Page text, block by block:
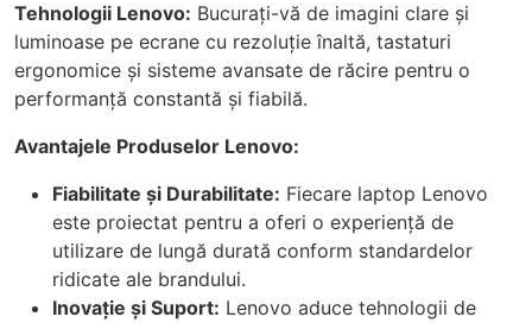
Tehnologii Lenovo: Bucurați-vă de imagini clare și
luminoase pe ecrane cu rezoluție înaltă, tastaturi
ergonomice și sisteme avansate de răcire pentru o
performanță constantă și fiabilă.
Avantajele Produselor Lenovo:
Fiabilitate și Durabilitate: Fiecare laptop Lenovo
este proiectat pentru a oferi o experiență de
utilizare de lungă durată conform standardelor
ridicate ale brandului.
Inovație și Suport: Lenovo aduce tehnologii de